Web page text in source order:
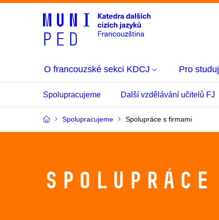
O francouzské sekci KDCJ Pro
Spolupracujeme Další vzdělávání učitelů FJ
Spolupracujeme Spolupráce s firmami